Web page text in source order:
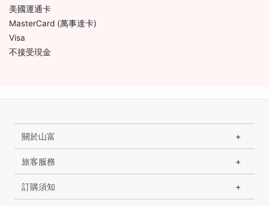
美國運通卡
MasterCard (萬事達卡)
Visa
不接受現金
關於山富
旅客服務
訂購須知